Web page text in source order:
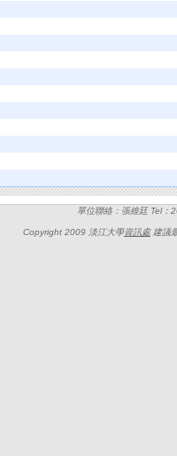
單位聯絡：張維廷 Tel
Copyright 2009 淡江大學資訊處建議